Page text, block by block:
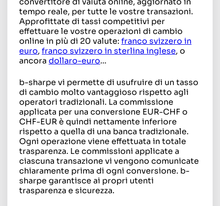
tempo reale, per tutte le vostre transazioni.
Approfittate di tassi competitivi per
effettuare le vostre operazioni di cambio
online in più di 20 valute: franco svizzero in
euro, franco svizzero in sterlina inglese, o
ancora dollaro-euro…
b-sharpe vi permette di usufruire di un tasso
di cambio molto vantaggioso rispetto agli
operatori tradizionali. La commissione
applicata per una conversione EUR-CHF o
CHF-EUR è quindi nettamente inferiore
rispetto a quella di una banca tradizionale.
Ogni operazione viene effettuata in totale
trasparenza. Le commissioni applicate a
ciascuna transazione vi vengono comunicate
chiaramente prima di ogni conversione. b-
sharpe garantisce ai propri utenti
trasparenza e sicurezza.